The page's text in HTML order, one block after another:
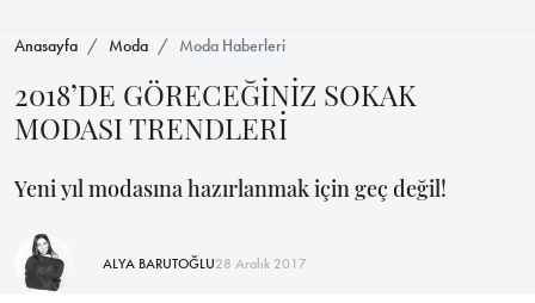
Anasayfa Moda Moda Haberleri
2018’DE GÖRECEĞİNİZ SOKAK
MODASI TRENDLERİ
Yeni yıl modasına hazırlanmak için geç değil!
ALYA BARUTOĞLU28 Aralık 2017